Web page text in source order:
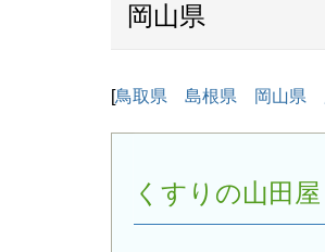
岡山県
[鳥取県 島根県 岡山県
くすりの山田屋